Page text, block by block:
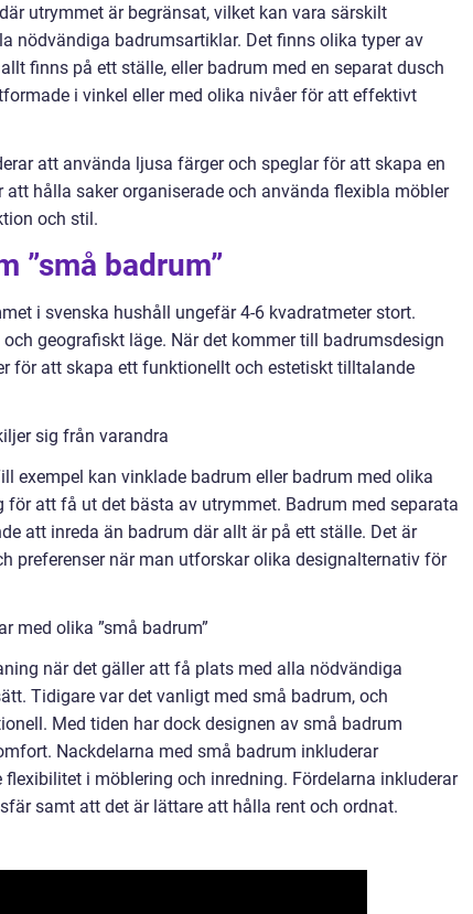
utrymmet är begränsat, vilket kan vara särskilt
nödvändiga badrumsartiklar. Det finns olika typer av
finns på ett ställe, eller badrum med en separat dusch
i vinkel eller med olika nivåer för att effektivt
att använda ljusa färger och speglar för att skapa en
hålla saker organiserade och använda flexibla möbler
och stil.
”små badrum”
i svenska hushåll ungefär 4-6 kvadratmeter stort.
geografiskt läge. När det kommer till badrumsdesign
för att skapa ett funktionellt och estetiskt tilltalande
sig från varandra
exempel kan vinklade badrum eller badrum med olika
att få ut det bästa av utrymmet. Badrum med separata
att inreda än badrum där allt är på ett ställe. Det är
preferenser när man utforskar olika designalternativ för
med olika ”små badrum”
när det gäller att få plats med alla nödvändiga
Tidigare var det vanligt med små badrum, och
Med tiden har dock designen av små badrum
Nackdelarna med små badrum inkluderar
i möblering och inredning. Fördelarna inkluderar
samt att det är lättare att hålla rent och ordnat.